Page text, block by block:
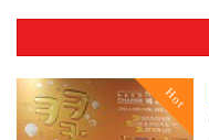
Hot